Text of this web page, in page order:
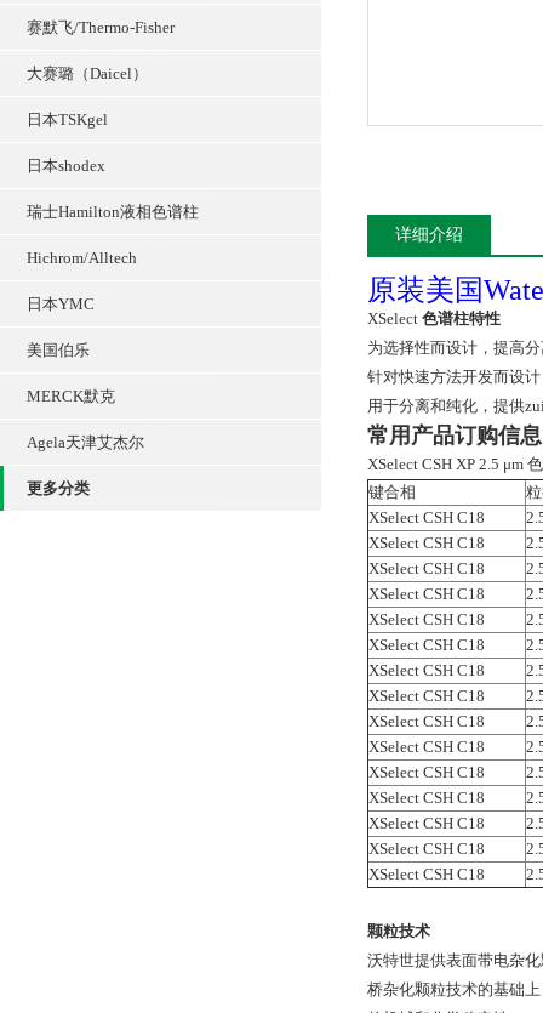
赛默飞/Thermo-Fisher
大赛璐（Daicel）
日本TSKgel
日本shodex
瑞士Hamilton液相色谱柱
Hichrom/Alltech
日本YMC
美国伯乐
MERCK默克
Agela天津艾杰尔
更多分类
详细介绍
原装美国
XSelect 色谱柱特性
为选择性而设计，提高
针对快速方法开发而设
用于分离和纯化，提供
常用产品订购信
XSelect CSH XP 2.5 μm
键合相
XSelect CSH C18
XSelect CSH C18
XSelect CSH C18
XSelect CSH C18
XSelect CSH C18
XSelect CSH C18
XSelect CSH C18
XSelect CSH C18
XSelect CSH C18
XSelect CSH C18
XSelect CSH C18
XSelect CSH C18
XSelect CSH C18
XSelect CSH C18
XSelect CSH C18
颗粒技术
沃特世提供表面带电杂
桥杂化颗粒技术的基础